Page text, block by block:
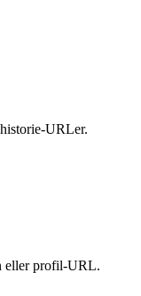
URLer.
eller profil-URL.